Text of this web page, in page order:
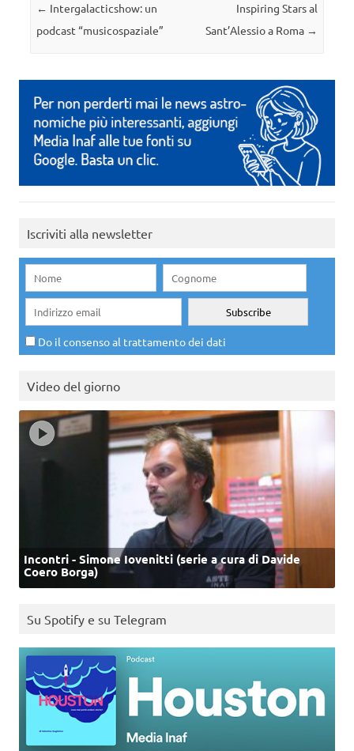
Navigazione articolo
← Intergalacticshow: un
podcast “musicospaziale”
Inspiring Stars al
Sant’Alessio a Roma →
Iscriviti alla newsletter
Do il consenso al trattamento dei dati
Video del giorno
Incontri - Simone Iovenitti (serie a cura di Davide
Coero Borga)
Su Spotify e su Telegram